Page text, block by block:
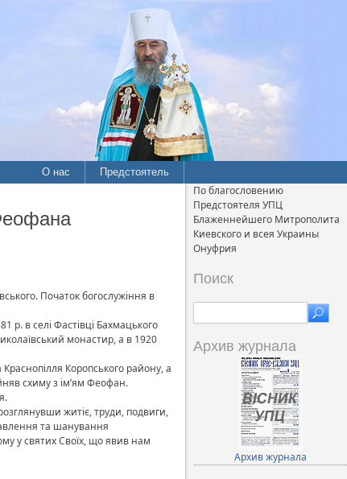
О нас Предстоятель
Початок богослужіння в
в селі Фастівці Бахмацького
монастир, а в 1920
Коропського району, а
схиму з ім’ям Феофан.
житіє, труди, подвиги,
та шанування
у святих Своїх, що явив нам
По благословению
Предстоятеля УПЦ
Блаженнейшего Митрополита
Киевского и всея Украины
Онуфрия
Поиск
Архив журнала
Архив журнала